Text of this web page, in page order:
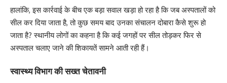
हालांकि, इस कार्रवाई के बीच एक बड़ा सवाल खड़ा हो रहा है कि जब अस्पतालों को
सील कर दिया जाता है, तो कुछ समय बाद उनका संचालन दोबारा कैसे शुरू हो
जाता है? स्थानीय लोगों का कहना है कि कई जगहों पर सील तोड़कर फिर से
अस्पताल चलाए जाने की शिकायतें सामने आती रही हैं।
स्वास्थ्य विभाग की सख्त चेतावनी